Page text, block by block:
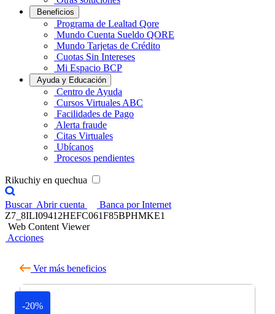
Beneficios
Programa de Lealtad Qore
Mundo Cuenta Sueldo QORE
Mundo Tarjetas de Crédito
Cuotas Sin Intereses
Mi Espacio BCP
Ayuda y Educación
Centro de Ayuda
Cursos Virtuales ABC
Facilidades de Pago
Alerta fraude
Citas Virtuales
Ubícanos
Procesos pendientes
Rikuchiy en quechua
Buscar Abrir cuenta
Banca por Internet
Z7_8ILI09412HEFC061F85BPHMKE1
Web Content Viewer
Acciones
Ver más beneficios
-20%